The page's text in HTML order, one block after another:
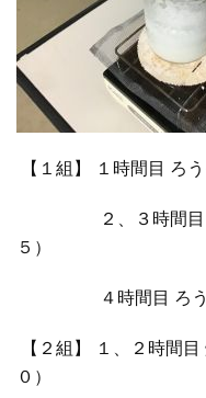
【１組】 １時間目 ろ
２、３時間目 炊き
５）
４時間目 ろうそ
【２組】 １、２時間
０）